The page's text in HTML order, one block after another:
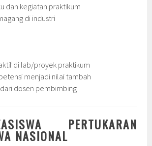
dan kegiatan praktikum
di industri
di lab/proyek praktikum
menjadi nilai tambah
dosen pembimbing
PERTUKARAN
NASIONAL